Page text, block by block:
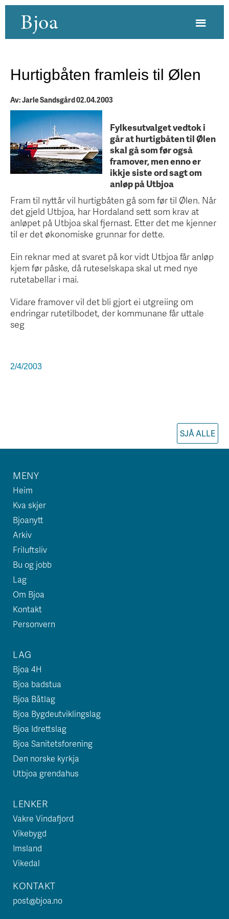
Bjoa
Hurtigbåten framleis til Ølen
Av: Jarle Sandsgård 02.04.2003
Fylkesutvalget vedtok i
går at hurtigbåten til Ølen
skal gå som før også
framover, men enno er
ikkje siste ord sagt om
anløp på Utbjoa
Fram til nyttår vil hurtigbåten gå som før til Ølen. Når
det gjeld Utbjoa, har Hordaland sett som krav at
anløpet på Utbjoa skal fjernast. Etter det me kjenner
til er det økonomiske grunnar for dette.
Ein reknar med at svaret på kor vidt Utbjoa får anløp
kjem før påske, då ruteselskapa skal ut med nye
rutetabellar i mai.
Vidare framover vil det bli gjort ei utgreiing om
endringar rutetilbodet, der kommunane får uttale
seg
2/4/2003
SJÅ ALLE
MENY
Heim
Kva skjer
Bjoanytt
Arkiv
Friluftsliv
Bu og jobb
Lag
Om Bjoa
Kontakt
Personvern
LAG
Bjoa 4H
Bjoa badstua
Bjoa Båtlag
Bjoa Bygdeutviklingslag
Bjoa Idrettslag
Bjoa Sanitetsforening
Den norske kyrkja
Utbjoa grendahus
LENKER
Vakre Vindafjord
Vikebygd
Imsland
Vikedal
KONTAKT
post@bjoa.no